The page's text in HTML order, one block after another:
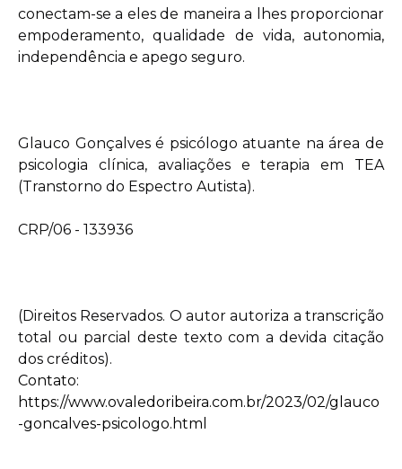
conectam-se a eles de maneira a lhes proporcionar
empoderamento, qualidade de vida, autonomia,
independência e apego seguro.
Glauco Gonçalves é psicólogo atuante na área de
psicologia clínica, avaliações e terapia em TEA
(Transtorno do Espectro Autista).
CRP/06 - 133936
(Direitos Reservados. O autor autoriza a transcrição
total ou parcial deste texto com a devida citação
dos créditos).
Contato:
https://www.ovaledoribeira.com.br/2023/02/glauco
-goncalves-psicologo.html